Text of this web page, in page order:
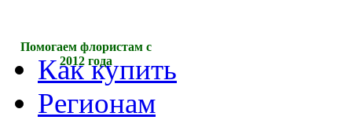
Помогаем флористам с
2012 года
Как купить
Регионам